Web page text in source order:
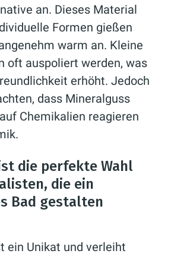
an. Dieses Material
Formen gießen
warm an. Kleine
oft auspoliert werden, was
erhöht. Jedoch
dass Mineralguss
Chemikalien reagieren
die perfekte Wahl
die ein
Bad gestalten
ein Unikat und verleiht